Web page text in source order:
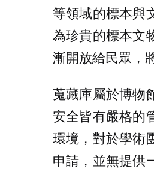
等領域的標本與
為珍貴的標本文
漸開放給民眾，
蒐藏庫屬於博物
安全皆有嚴格的
環境，對於學術
申請，並無提供